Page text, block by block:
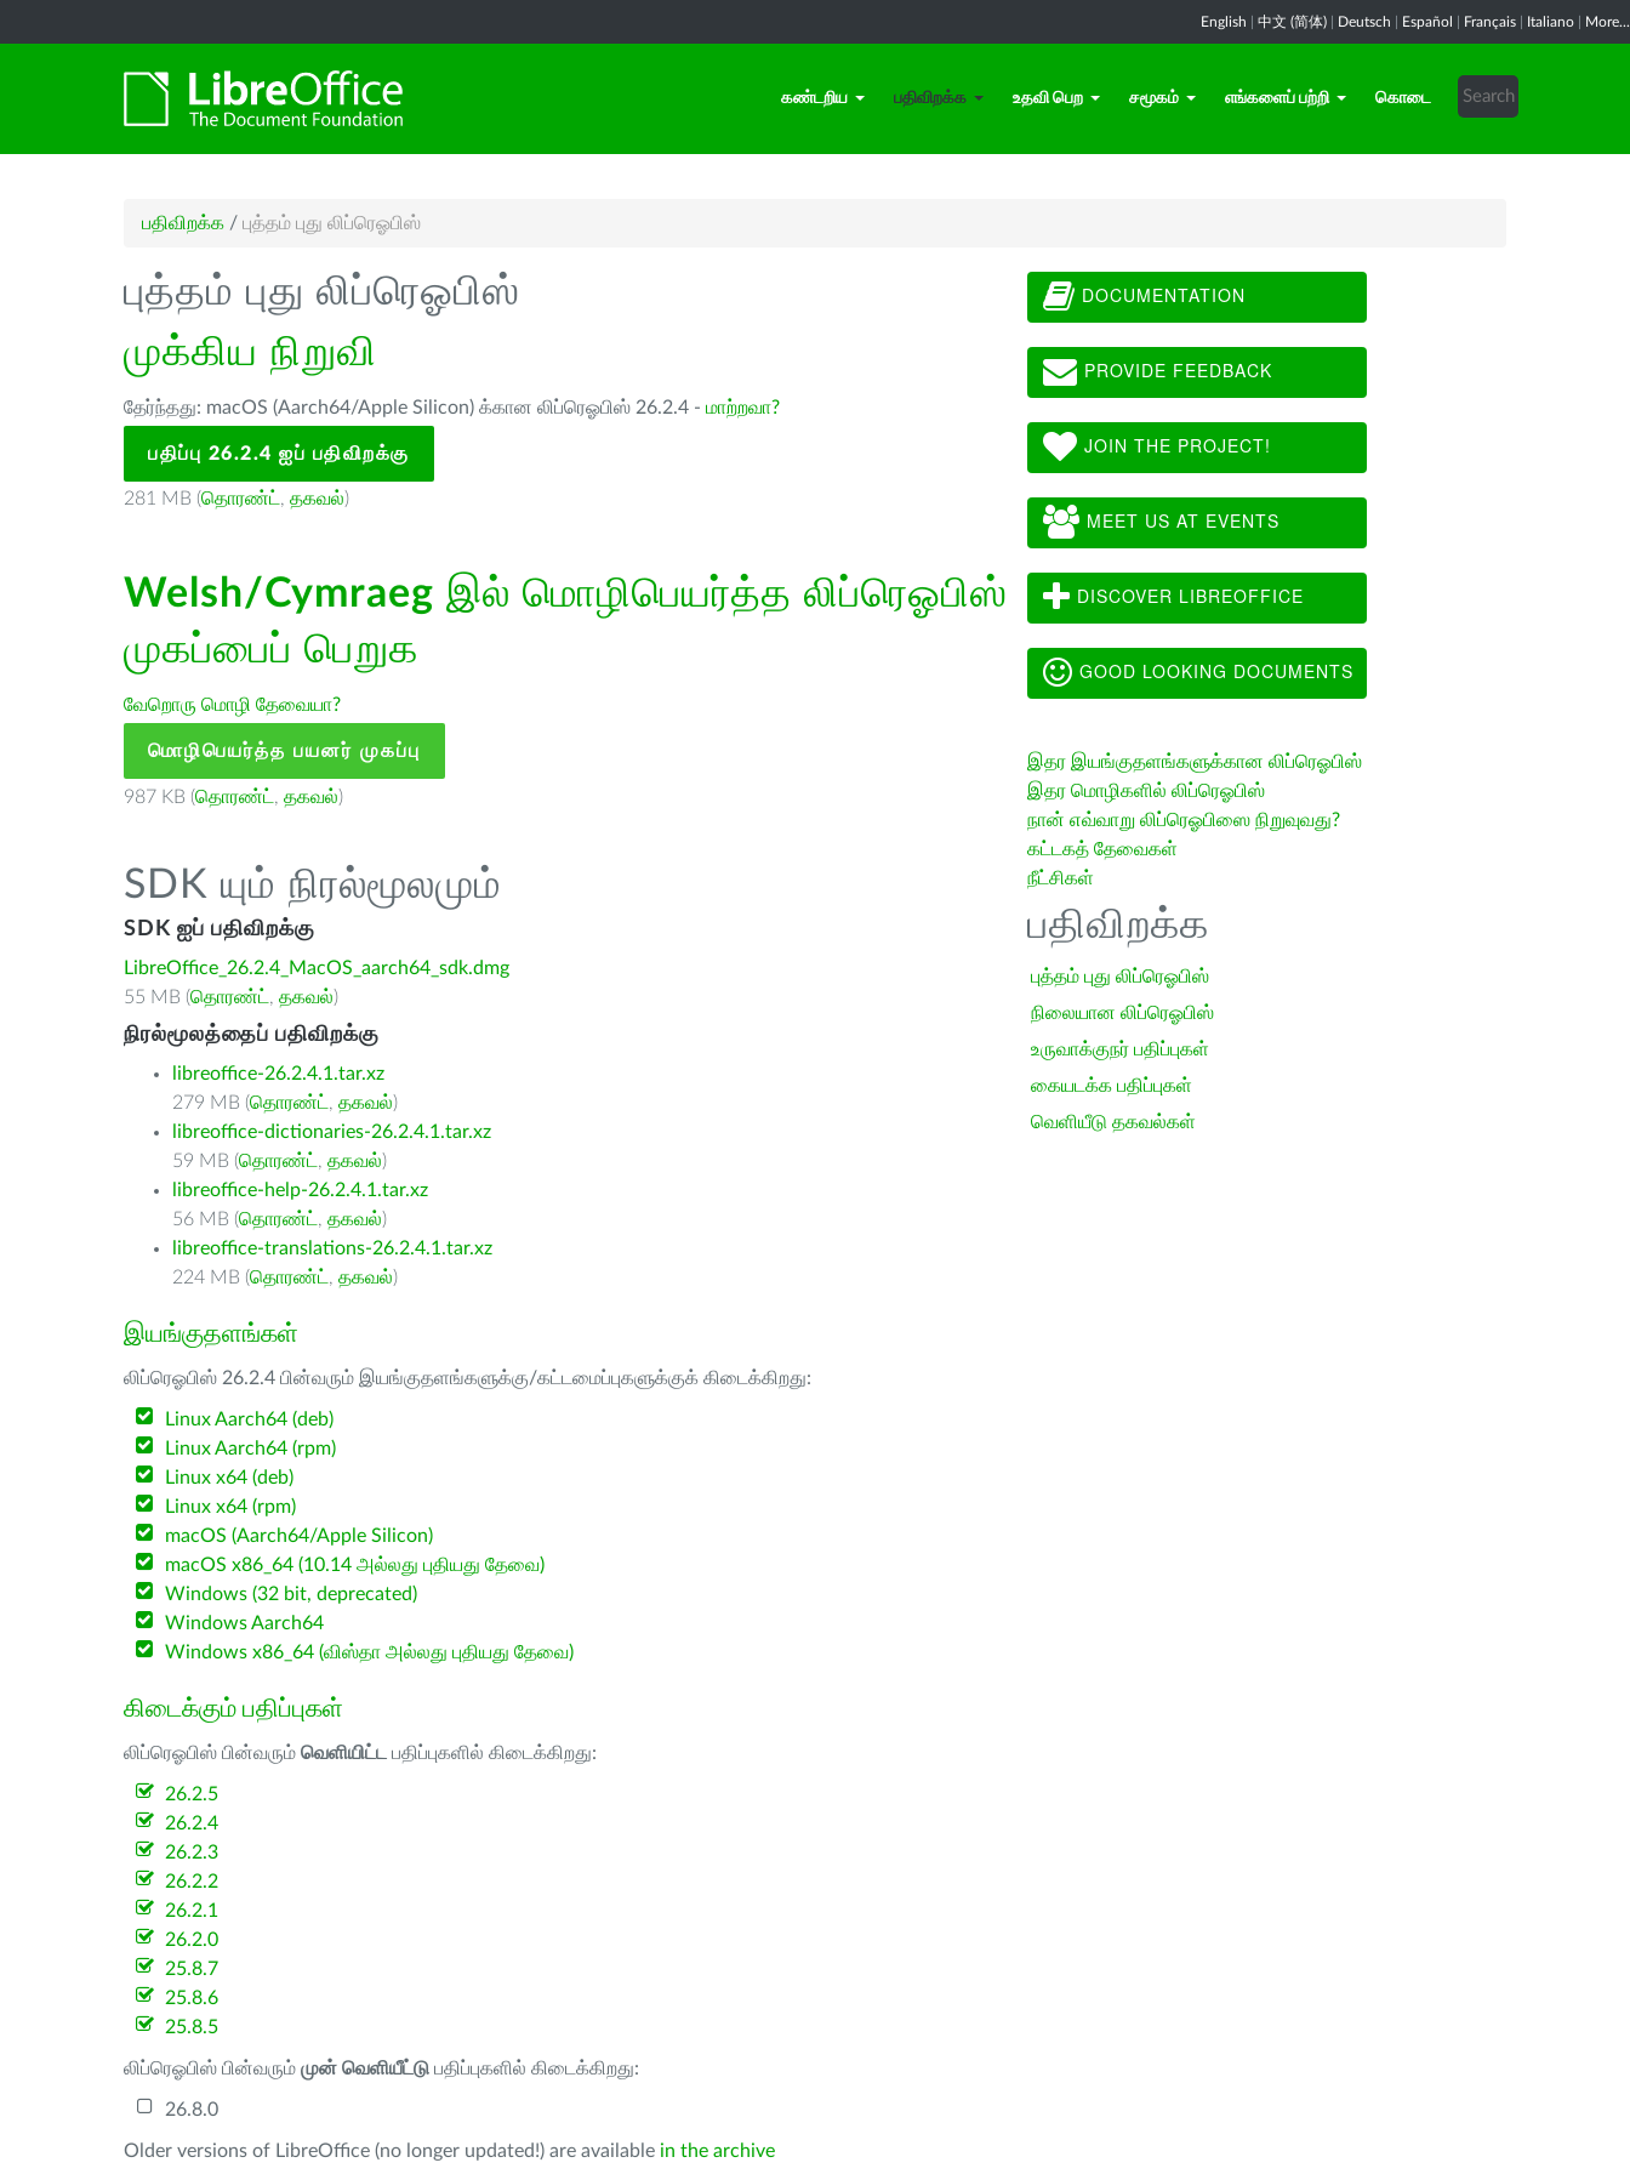
English 中文 (简体) Deutsch Español Français Italiano More...
கண்டறிய பதிவிறக்க உதவி பெற சமூகம் எங்களைப் பற்றி கொடை
பதிவிறக்க / புத்தம் புது லிப்ரெஓபிஸ்
புத்தம் புது லிப்ரெஓபிஸ்
முக்கிய நிறுவி
தேர்ந்தது: macOS (Aarch64/Apple Silicon) க்கான லிப்ரெஓபிஸ் 26.2.4 - மாற்றவா?
பதிப்பு 26.2.4 ஐப் பதிவிறக்கு
281 MB (தொரண்ட் , தகவல்)
Welsh/Cymraeg இல் மொழிபெயர்த்த லிப்ரெஓபிஸ்
முகப்பைப் பெறுக
வேறொரு மொழி தேவையா?
மொழிபெயர்த்த பயனர் முகப்பு
987 KB (தொரண்ட் , தகவல்)
SDK யும் நிரல்மூலமும்
SDK ஐப் பதிவிறக்கு
LibreOffice_26.2.4_MacOS_aarch64_sdk.dmg
55 MB (தொரண்ட் , தகவல்)
நிரல்மூலத்தைப் பதிவிறக்கு
libreoffice-26.2.4.1.tar.xz
279 MB (தொரண்ட் , தகவல்)
libreoffice-dictionaries-26.2.4.1.tar.xz
59 MB (தொரண்ட் , தகவல்)
libreoffice-help-26.2.4.1.tar.xz
56 MB (தொரண்ட் , தகவல்)
libreoffice-translations-26.2.4.1.tar.xz
224 MB (தொரண்ட் , தகவல்)
இயங்குதளங்கள்
லிப்ரெஓபிஸ் 26.2.4 பின்வரும் இயங்குதளங்களுக்கு/கட்டமைப்புகளுக்குக் கிடைக்கிறது:
Linux Aarch64 (deb)
Linux Aarch64 (rpm)
Linux x64 (deb)
Linux x64 (rpm)
macOS (Aarch64/Apple Silicon)
macOS x86_64 (10.14 அல்லது புதியது தேவை)
Windows (32 bit, deprecated)
Windows Aarch64
Windows x86_64 (விஸ்தா அல்லது புதியது தேவை)
கிடைக்கும் பதிப்புகள்
லிப்ரெஓபிஸ் பின்வரும் வெளியிட்ட பதிப்புகளில் கிடைக்கிறது:
26.2.5
26.2.4
26.2.3
26.2.2
26.2.1
26.2.0
25.8.7
25.8.6
25.8.5
லிப்ரெஓபிஸ் பின்வரும் முன் வெளியீட்டு பதிப்புகளில் கிடைக்கிறது:
26.8.0
Older versions of LibreOffice (no longer updated!) are available in the archive
DOCUMENTATION
PROVIDE FEEDBACK
JOIN THE PROJECT!
MEET US AT EVENTS
DISCOVER LIBREOFFICE
GOOD LOOKING DOCUMENTS
இதர இயங்குதளங்களுக்கான லிப்ரெஓபிஸ்
இதர மொழிகளில் லிப்ரெஓபிஸ்
நான் எவ்வாறு லிப்ரெஓபிஸை நிறுவுவது?
கட்டகத் தேவைகள்
நீட்சிகள்
பதிவிறக்க
புத்தம் புது லிப்ரெஓபிஸ்
நிலையான லிப்ரெஓபிஸ்
உருவாக்குநர் பதிப்புகள்
கையடக்க பதிப்புகள்
வெளியீடு தகவல்கள்